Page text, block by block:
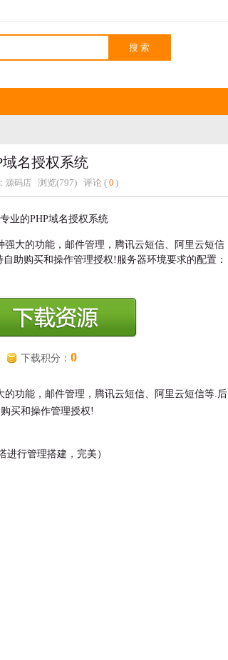
域名授权系统
源码店 浏览(797) 评论 ( 0 )
大的功能，邮件管理，腾讯云短信、阿里云短信
助购买和操作管理授权!服务器环境要求的配置：
下载积分： 0
功能，邮件管理，腾讯云短信、阿里云短信等.后
买和操作管理授权!
进行管理搭建，完美）